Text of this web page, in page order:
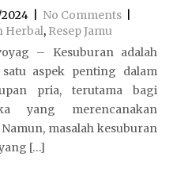
No Comments
Herbal, Resep Jamu
– Kesuburan adalah
satu aspek penting dalam
pria, terutama bagi
yang merencanakan
masalah kesuburan
[…]